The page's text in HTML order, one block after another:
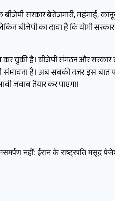
सरकार बेरोजगारी, महंगाई,
का दावा है कि योगी सरकार
कर चुकी है। बीजेपी संगठन और सरकार
है। अब सबकी नजर इस बात
जवाब तैयार कर पाएगा।